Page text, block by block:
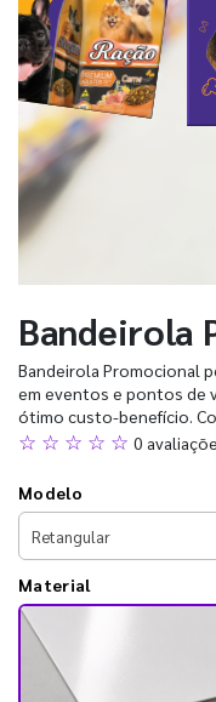
Bandeirola
Bandeirola Promocional
em eventos e pontos de
ótimo custo-benefício.
☆ ☆ ☆ ☆ ☆ 0
Modelo
Material